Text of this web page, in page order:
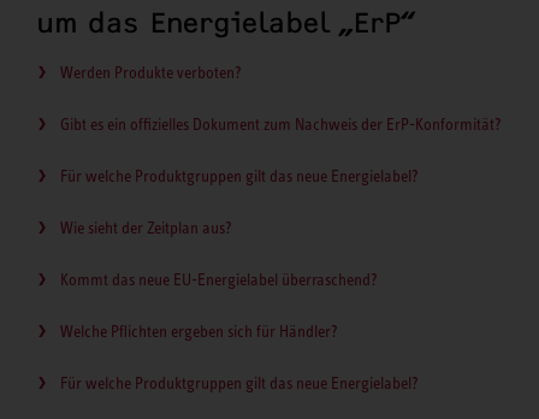
um das Energielabel „ErP“
Werden Produkte verboten?
Gibt es ein offizielles Dokument zum Nachweis der ErP-Konformität?
Für welche Produktgruppen gilt das neue Energielabel?
Wie sieht der Zeitplan aus?
Kommt das neue EU-Energielabel überraschend?
Welche Pflichten ergeben sich für Händler?
Für welche Produktgruppen gilt das neue Energielabel?